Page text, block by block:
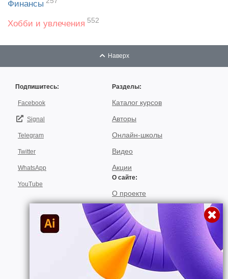
Финансы
Хобби и увлечения 552
Наверх
Подпишитесь:
Facebook
Signal
Telegram
Twitter
WhatsApp
YouTube
Разделы:
Каталог курсов
Авторы
Онлайн-школы
Видео
Акции
О сайте:
О проекте
Для авторов
Договор пользования
Использование материалов
Подписка